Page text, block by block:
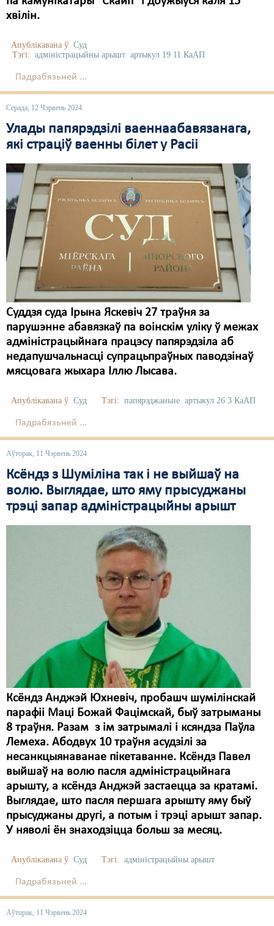
хвілін.
Апублікавана ў Суд
Тэгі: адміністрацыйны арышт артыкул 19 11 КаАП
Падрабязьней ...
Серада, 12 Чэрвень 2024
Улады папярэдзілі ваеннаабавязанага,
які страціў ваенны білет у Расіі
Суддзя суда Ірына Яскевіч 27 траўня за
парушэнне абавязкаў па воінскім уліку ў межах
адміністрацыйнага працэсу папярэдзіла аб
недапушчальнасці супрацьпраўных паводзінаў
мясцовага жыхара Іллю Лысава.
Апублікавана ў Суд Тэгі: папярэджаньне артыкул 26 3 КаАП
Падрабязьней ...
Аўторак, 11 Чэрвень 2024
Ксёндз з Шуміліна так і не выйшаў на
волю. Выглядае, што яму прысуджаны
трэці запар адміністрацыйны арышт
Ксёндз Анджэй Юхневіч, пробашч шумілінскай
парафіі Маці Божай Фацімскай, быў затрыманы
8 траўня. Разам з ім затрымалі і ксяндза Паўла
Лемеха. Абодвух 10 траўня асудзілі за
несанкцыянаванае пікетаванне. Ксёндз Павел
выйшаў на волю пасля адміністрацыйнага
арышту, а ксёндз Анджэй застаецца за кратамі.
Выглядае, што пасля першага арышту яму быў
прысуджаны другі, а потым і трэці арышт запар.
У няволі ён знаходзіцца больш за месяц.
Апублікавана ў Суд Тэгі: адміністрацыйны арышт
Падрабязьней ...
Аўторак, 11 Чэрвень 2024